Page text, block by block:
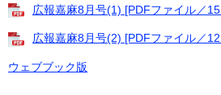
広報嘉麻8月号(1) [PDFファイル／
広報嘉麻8月号(2) [PDFファイル／
ウェブブック版